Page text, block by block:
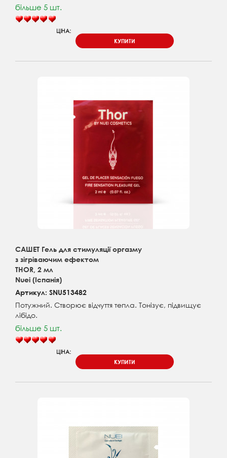
більше 5 шт.
ЦІНА:
КУПИТИ
САШЕТ Гель для стимуляції оргазму
з зігріваючим ефектом
THOR, 2 мл
Nuei (Іспанія)
Артикул: SNU513482
Потужний. Створює відчуття тепла. Тонізує, підвищує
лібідо.
більше 5 шт.
ЦІНА:
КУПИТИ